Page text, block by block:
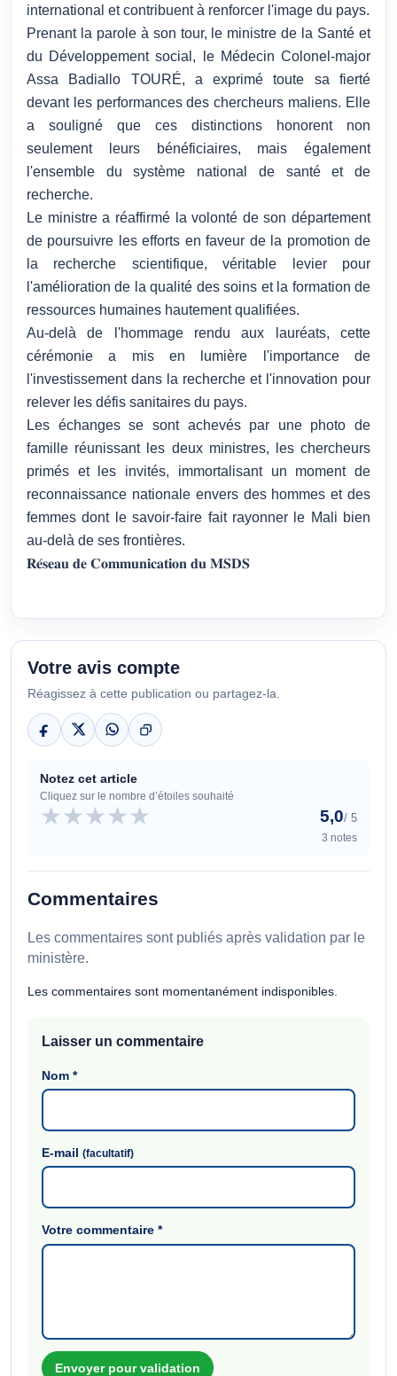
international et contribuent à renforcer l'image du pays.
Prenant la parole à son tour, le ministre de la Santé et
du Développement social, le Médecin Colonel-major
Assa Badiallo TOURÉ, a exprimé toute sa fierté
devant les performances des chercheurs maliens. Elle
a souligné que ces distinctions honorent non
seulement leurs bénéficiaires, mais également
l'ensemble du système national de santé et de
recherche.
Le ministre a réaffirmé la volonté de son département
de poursuivre les efforts en faveur de la promotion de
la recherche scientifique, véritable levier pour
l'amélioration de la qualité des soins et la formation de
ressources humaines hautement qualifiées.
Au-delà de l'hommage rendu aux lauréats, cette
cérémonie a mis en lumière l'importance de
l'investissement dans la recherche et l'innovation pour
relever les défis sanitaires du pays.
Les échanges se sont achevés par une photo de
famille réunissant les deux ministres, les chercheurs
primés et les invités, immortalisant un moment de
reconnaissance nationale envers des hommes et des
femmes dont le savoir-faire fait rayonner le Mali bien
au-delà de ses frontières.
𝐑𝐞́𝐬𝐞𝐚𝐮 𝐝𝐞 𝐂𝐨𝐦𝐦𝐮𝐧𝐢𝐜𝐚𝐭𝐢𝐨𝐧 𝐝𝐮 𝐌𝐒𝐃𝐒
Votre avis compte
Réagissez à cette publication ou partagez-la.
Notez cet article
Cliquez sur le nombre d’étoiles souhaité
★★★★★ 5,0/ 5
3 notes
Commentaires
Les commentaires sont publiés après validation par le
ministère.
Les commentaires sont momentanément indisponibles.
Laisser un commentaire
Nom*
E-mail(facultatif)
Votre commentaire*
Envoyer pour validation